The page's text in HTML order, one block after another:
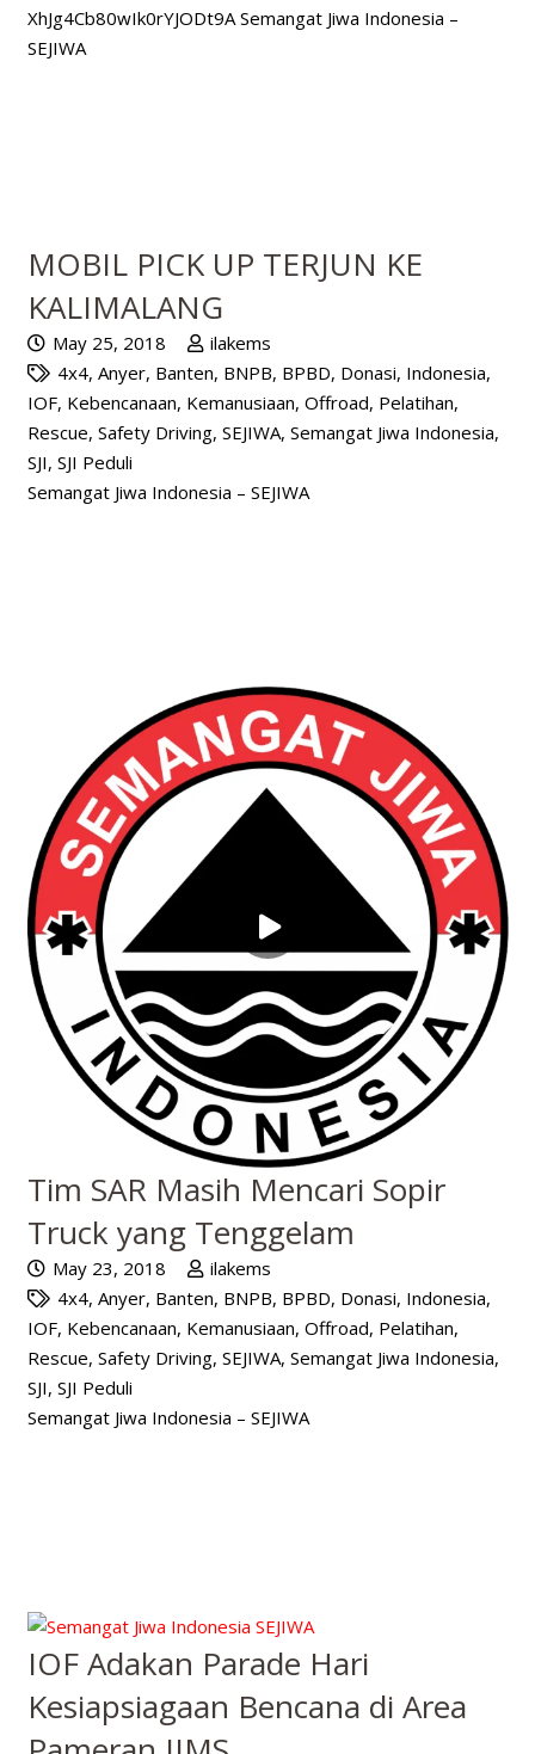
XhJg4Cb80wIk0rYJODt9A Semangat Jiwa Indonesia –
SEJIWA
MOBIL PICK UP TERJUN KE
KALIMALANG
May 25, 2018
ilakems
4x4, Anyer, Banten, BNPB, BPBD, Donasi, Indonesia,
IOF, Kebencanaan, Kemanusiaan, Offroad, Pelatihan,
Rescue, Safety Driving, SEJIWA, Semangat Jiwa Indonesia,
SJI, SJI Peduli
Semangat Jiwa Indonesia – SEJIWA
Tim SAR Masih Mencari Sopir
Truck yang Tenggelam
May 23, 2018
ilakems
4x4, Anyer, Banten, BNPB, BPBD, Donasi, Indonesia,
IOF, Kebencanaan, Kemanusiaan, Offroad, Pelatihan,
Rescue, Safety Driving, SEJIWA, Semangat Jiwa Indonesia,
SJI, SJI Peduli
Semangat Jiwa Indonesia – SEJIWA
IOF Adakan Parade Hari
Kesiapsiagaan Bencana di Area